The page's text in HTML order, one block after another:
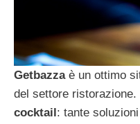
Getbazzaè un ottimo
del settore ristorazione.
cocktail : tante